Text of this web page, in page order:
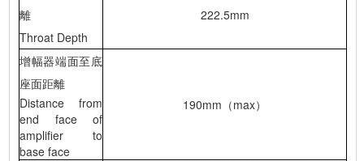
離
Throat Depth
222.5mm
增幅器端面至底
座面距離
Distance from
end face of
amplifier to
base face
190mm（max）